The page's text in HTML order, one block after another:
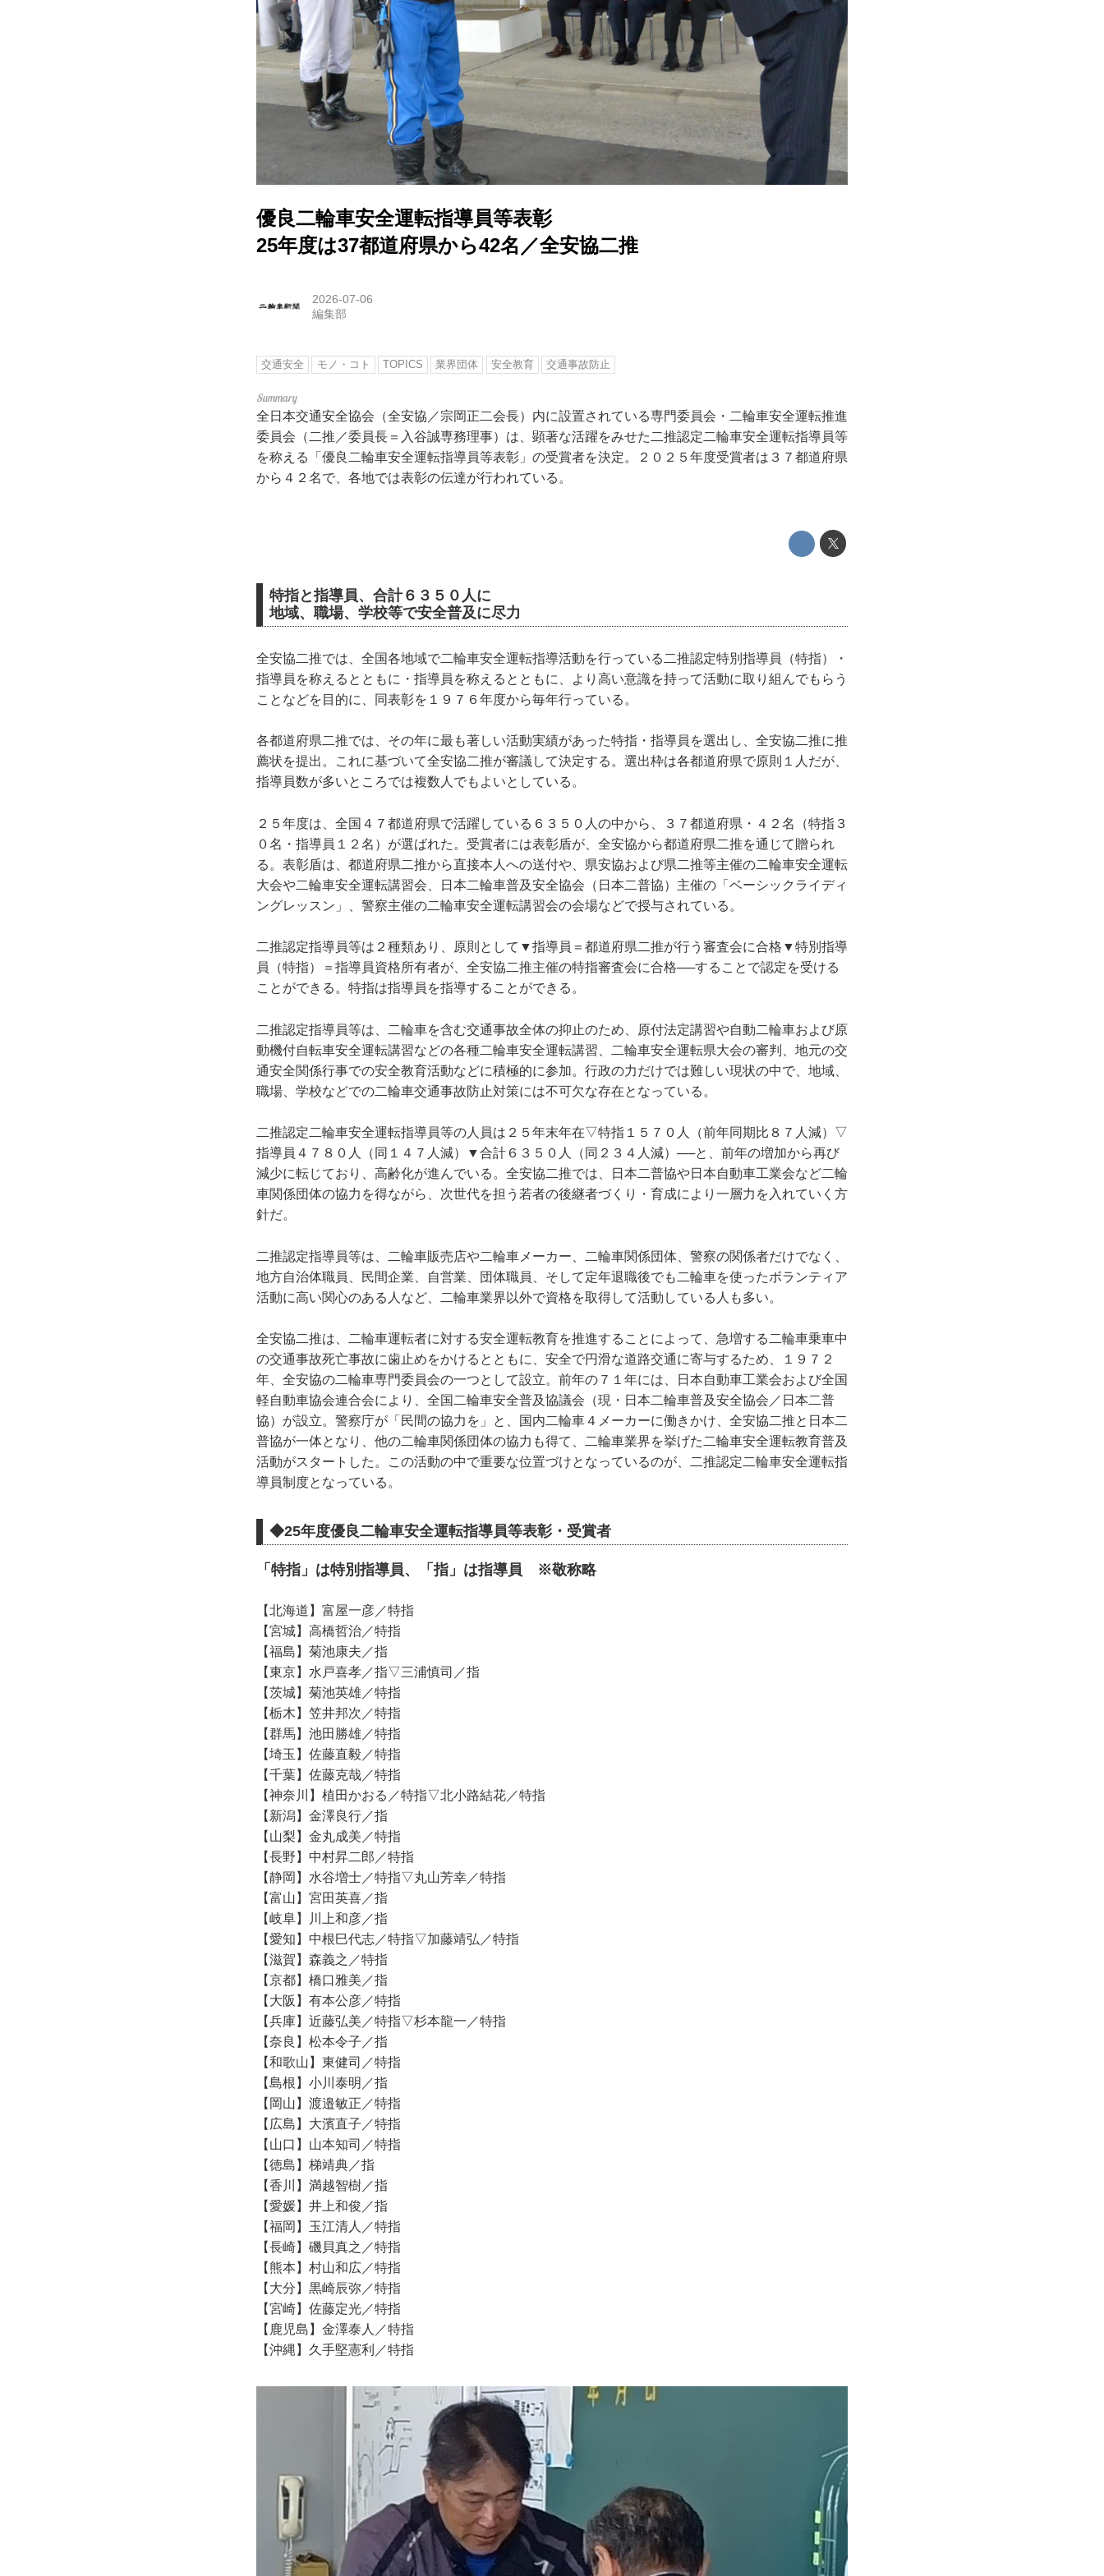
優良二輪車安全運転指導員等表彰
25年度は37都道府県から42名／全安協二推
2026-07-06
編集部
交通安全 モノ・コト TOPICS 業界団体 安全教育 交通事故防止
全日本交通安全協会（全安協／宗岡正二会長）内に設置されている専門委員会・二輪車安全運転推進
委員会（二推／委員長＝入谷誠専務理事）は、顕著な活躍をみせた二推認定二輪車安全運転指導員等
を称える「優良二輪車安全運転指導員等表彰」の受賞者を決定。２０２５年度受賞者は３７都道府県
から４２名で、各地では表彰の伝達が行われている。
特指と指導員、合計６３５０人に
地域、職場、学校等で安全普及に尽力
全安協二推では、全国各地域で二輪車安全運転指導活動を行っている二推認定特別指導員（特指）・
指導員を称えるとともに・指導員を称えるとともに、より高い意識を持って活動に取り組んでもらう
ことなどを目的に、同表彰を１９７６年度から毎年行っている。
各都道府県二推では、その年に最も著しい活動実績があった特指・指導員を選出し、全安協二推に推
薦状を提出。これに基づいて全安協二推が審議して決定する。選出枠は各都道府県で原則１人だが、
指導員数が多いところでは複数人でもよいとしている。
２５年度は、全国４７都道府県で活躍している６３５０人の中から、３７都道府県・４２名（特指３
０名・指導員１２名）が選ばれた。受賞者には表彰盾が、全安協から都道府県二推を通じて贈られ
る。表彰盾は、都道府県二推から直接本人への送付や、県安協および県二推等主催の二輪車安全運転
大会や二輪車安全運転講習会、日本二輪車普及安全協会（日本二普協）主催の「ベーシックライディ
ングレッスン」、警察主催の二輪車安全運転講習会の会場などで授与されている。
二推認定指導員等は２種類あり、原則として▼指導員＝都道府県二推が行う審査会に合格▼特別指導
員（特指）＝指導員資格所有者が、全安協二推主催の特指審査会に合格──することで認定を受ける
ことができる。特指は指導員を指導することができる。
二推認定指導員等は、二輪車を含む交通事故全体の抑止のため、原付法定講習や自動二輪車および原
動機付自転車安全運転講習などの各種二輪車安全運転講習、二輪車安全運転県大会の審判、地元の交
通安全関係行事での安全教育活動などに積極的に参加。行政の力だけでは難しい現状の中で、地域、
職場、学校などでの二輪車交通事故防止対策には不可欠な存在となっている。
二推認定二輪車安全運転指導員等の人員は２５年末年在▽特指１５７０人（前年同期比８７人減）▽
指導員４７８０人（同１４７人減）▼合計６３５０人（同２３４人減）──と、前年の増加から再び
減少に転じており、高齢化が進んでいる。全安協二推では、日本二普協や日本自動車工業会など二輪
車関係団体の協力を得ながら、次世代を担う若者の後継者づくり・育成により一層力を入れていく方
針だ。
二推認定指導員等は、二輪車販売店や二輪車メーカー、二輪車関係団体、警察の関係者だけでなく、
地方自治体職員、民間企業、自営業、団体職員、そして定年退職後でも二輪車を使ったボランティア
活動に高い関心のある人など、二輪車業界以外で資格を取得して活動している人も多い。
全安協二推は、二輪車運転者に対する安全運転教育を推進することによって、急増する二輪車乗車中
の交通事故死亡事故に歯止めをかけるとともに、安全で円滑な道路交通に寄与するため、１９７２
年、全安協の二輪車専門委員会の一つとして設立。前年の７１年には、日本自動車工業会および全国
軽自動車協会連合会により、全国二輪車安全普及協議会（現・日本二輪車普及安全協会／日本二普
協）が設立。警察庁が「民間の協力を」と、国内二輪車４メーカーに働きかけ、全安協二推と日本二
普協が一体となり、他の二輪車関係団体の協力も得て、二輪車業界を挙げた二輪車安全運転教育普及
活動がスタートした。この活動の中で重要な位置づけとなっているのが、二推認定二輪車安全運転指
導員制度となっている。
◆25年度優良二輪車安全運転指導員等表彰・受賞者
「特指」は特別指導員、「指」は指導員 ※敬称略
【北海道】富屋一彦／特指
【宮城】高橋哲治／特指
【福島】菊池康夫／指
【東京】水戸喜孝／指▽三浦慎司／指
【茨城】菊池英雄／特指
【栃木】笠井邦次／特指
【群馬】池田勝雄／特指
【埼玉】佐藤直毅／特指
【千葉】佐藤克哉／特指
【神奈川】植田かおる／特指▽北小路結花／特指
【新潟】金澤良行／指
【山梨】金丸成美／特指
【長野】中村昇二郎／特指
【静岡】水谷増士／特指▽丸山芳幸／特指
【富山】宮田英喜／指
【岐阜】川上和彦／指
【愛知】中根巳代志／特指▽加藤靖弘／特指
【滋賀】森義之／特指
【京都】橋口雅美／指
【大阪】有本公彦／特指
【兵庫】近藤弘美／特指▽杉本龍一／特指
【奈良】松本令子／指
【和歌山】東健司／特指
【島根】小川泰明／指
【岡山】渡邉敏正／特指
【広島】大濱直子／特指
【山口】山本知司／特指
【徳島】梯靖典／指
【香川】満越智樹／指
【愛媛】井上和俊／指
【福岡】玉江清人／特指
【長崎】磯貝真之／特指
【熊本】村山和広／特指
【大分】黒崎辰弥／特指
【宮崎】佐藤定光／特指
【鹿児島】金澤泰人／特指
【沖縄】久手堅憲利／特指